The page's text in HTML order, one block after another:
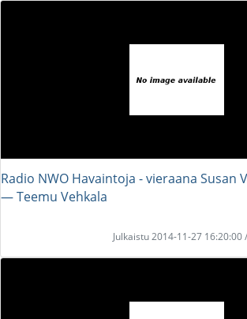
Radio NWO Havaintoja - vieraana Susan
― Teemu Vehkala
Julkaistu 2014-11-27